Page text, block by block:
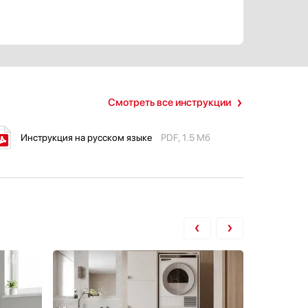
Смотреть все инструкции
Инструкция на русском языке PDF, 1.5 Мб